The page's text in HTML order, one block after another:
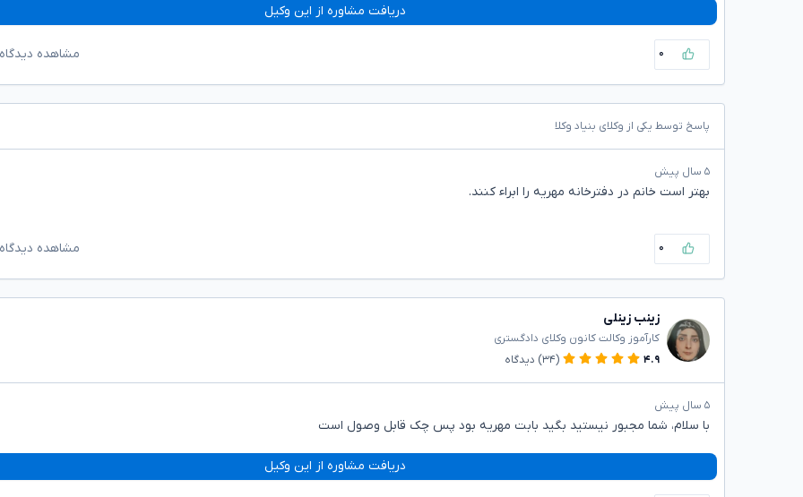
دریافت مشاوره از این وکیل
۰ مشاهده
پاسخ توسط یکی از وکلای بنیاد وکلا
۵ سال پیش
بهتر است خانم در دفترخانه مهریه را ابراء کنند.
۰ مشاهده
زینب زینلی
کارآموز وکالت کانون وکلای دادگستری
۴.۹
(۳۴) دیدگاه
۵ سال پیش
با سلام، شما مجبور نیستید بگید بابت مهریه بود پس چک قابل وصول است
دریافت مشاوره از این وکیل